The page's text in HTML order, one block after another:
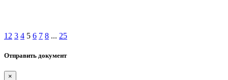
1 2 3 4 5 6 7 8 ... 25
Отправить документ
×